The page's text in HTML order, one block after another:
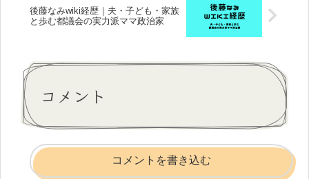
後藤なみwiki経歴｜夫・子ども・家族
と歩む都議会の実力派ママ政治家
コメント
コメントを書き込む